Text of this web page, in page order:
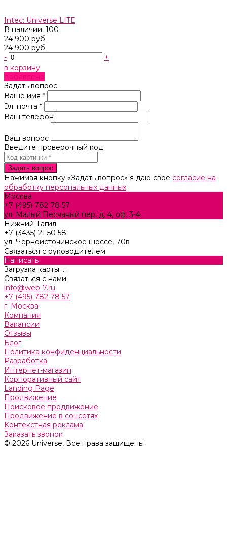
Intec: Universe LITE
В наличии: 100
24 900 руб.
24 900 руб.
-
+
в корзину
добавлено
Задать вопрос
Ваше имя *
Эл. почта *
Ваш телефон
Ваш вопрос
Введите проверочный код
Нажимая кнопку «Задать вопрос» я даю свое согласие на
обработку персональных данных
Москва
+7 (495) 782 78 57
ул. Малый Песчаный пер, д. 4, оф. 3-4
Нижний Тагил
+7 (3435) 21 50 58
ул. Черноисточинское шоссе, 70в
Связаться с руководителем
Написать
Загрузка карты ...
Связаться с нами
info@web-7.ru
+7 (495) 782 78 57
г. Москва
Компания
Вакансии
Отзывы
Блог
Политика конфиденциальности
Разработка
Интернет-магазин
Корпоративный сайт
Landing Page
Продвижение
Поисковое продвижение
Продвижение в соцсетях
Контекстная реклама
Заказать звонок
© 2026 Universe, Все права защищены